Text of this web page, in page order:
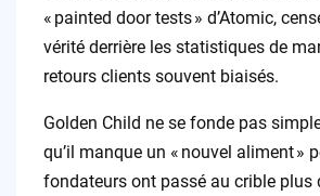
« painted door tests » d’Atomic,
vérité derrière les statistiques de
retours clients souvent biaisés.
Golden Child ne se fonde pas
qu’il manque un « nouvel aliment »
fondateurs ont passé au crible plus